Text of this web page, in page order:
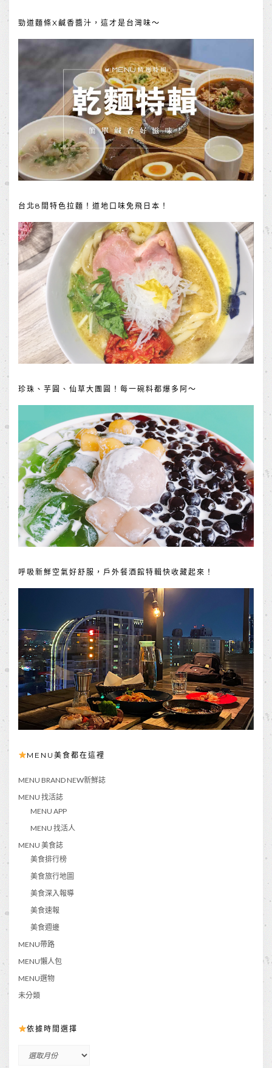
勁道麵條X鹹香醬汁，這才是台灣味～
台北8間特色拉麵！道地口味免飛日本！
珍珠、芋圓、仙草大團圓！每一碗料都爆多阿～
呼吸新鮮空氣好舒服，戶外餐酒館特輯快收藏起來！
MENU美食都在這裡
MENU BRAND NEW新鮮誌
MENU 找活誌
MENU APP
MENU 找活人
MENU 美食誌
美食排行榜
美食旅行地圖
美食深入報導
美食速報
美食週邊
MENU帶路
MENU懶人包
MENU選物
未分類
依據時間選擇